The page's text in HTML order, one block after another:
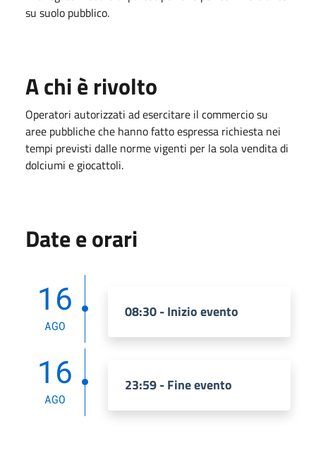
su suolo pubblico.
A chi è rivolto
Operatori autorizzati ad esercitare il commercio su
aree pubbliche che hanno fatto espressa richiesta nei
tempi previsti dalle norme vigenti per la sola vendita di
dolciumi e giocattoli.
Date e orari
16
AGO
08:30 - Inizio evento
16
AGO
23:59 - Fine evento